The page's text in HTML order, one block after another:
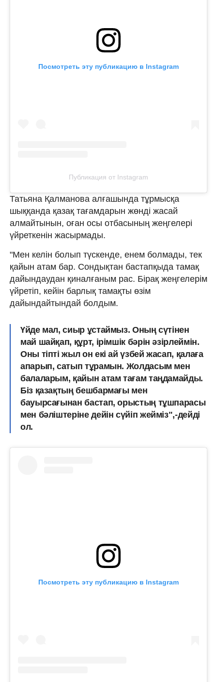
Посмотреть эту публикацию в Instagram
Публикация от Instagram
Татьяна Қалманова алғашында тұрмысқа
шыққанда қазақ тағамдарын жөнді жасай
алмайтынын, оған осы отбасының жеңгелері
үйреткенін жасырмады.
"Мен келін болып түскенде, енем болмады, тек
қайын атам бар. Сондықтан бастапқыда тамақ
дайындаудан қиналғаным рас. Бірақ жеңгелерім
үйретіп, кейін барлық тамақты өзім
дайындайтындай болдым.
Үйде мал, сиыр ұстаймыз. Оның сүтінен
май шайқап, құрт, ірімшік бәрін әзірлеймін.
Оны тіпті жыл он екі ай үзбей жасап, қалаға
апарып, сатып тұрамын. Жолдасым мен
балаларым, қайын атам тағам таңдамайды.
Біз қазақтың бешбармағы мен
бауырсағынан бастап, орыстың тұшпарасы
мен бәліштеріне дейін сүйіп жейміз",-дейді
ол.
Посмотреть эту публикацию в Instagram